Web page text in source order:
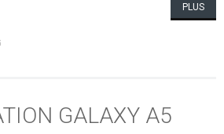
PLUS
GALAXY A5